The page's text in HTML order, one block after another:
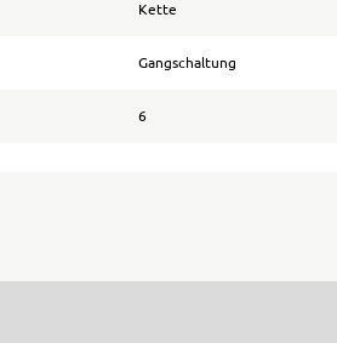
Kette
Gangschaltung
6